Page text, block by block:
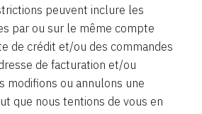
peuvent inclure les
par ou sur le même compte
de crédit et/ou des commandes
de facturation et/ou
modifions ou annulons une
que nous tentions de vous en